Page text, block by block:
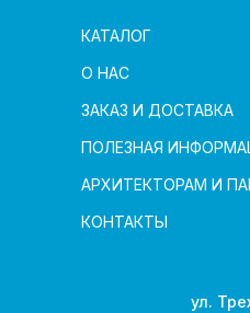
АРХИТЕКТОРАМ И
КОНТАКТЫ
ПОЛЕЗНАЯ
ЗАКАЗ И ДОСТАВКА
О НАС
КАТАЛОГ
ул.